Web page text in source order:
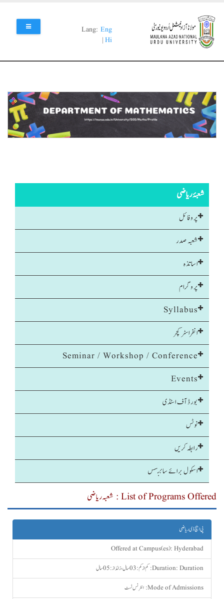
main
content
Lang: Eng
| Hi
شعبۂ ریاضی
پروفائل
شعبہ صدر
اساتذہ
پروگرام
Syllabus
انفراسٹرکچر
Seminar / Workshop / Conference
Events
بورڈ آف اسٹڈی
نوٹس
رابطہ کریں
اسکول برائے سائنسس
List of Programs Offered : شعبہ ریاضی
پی ایچ ڈی ریاضی
Offered at Campus(es): Hyderabad
Duration: Duration: کم ازکم : 03 سال ، زائداز: 05 سال
Mode of Admissions: انٹرنس ٹسٹ